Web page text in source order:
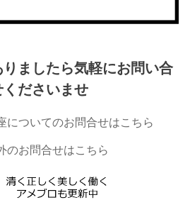
ましたら気軽にお問い合
くださいませ
についてのお問合せはこちら
のお問合せはこちら